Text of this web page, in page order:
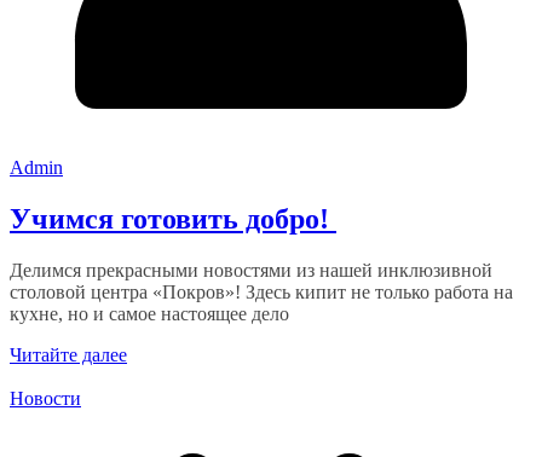
Admin
Учимся готовить добро!
Делимся прекрасными новостями из нашей инклюзивной
столовой центра «Покров»! Здесь кипит не только работа на
кухне, но и самое настоящее дело
Читайте далее
Новости